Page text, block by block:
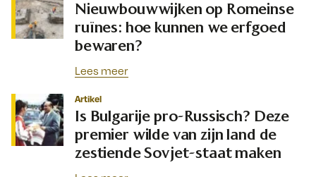
Nieuwbouwwijken op Romeinse
ruïnes: hoe kunnen we erfgoed
bewaren?
Lees meer
Artikel
Is Bulgarije pro-Russisch? Deze
premier wilde van zijn land de
zestiende Sovjet-staat maken